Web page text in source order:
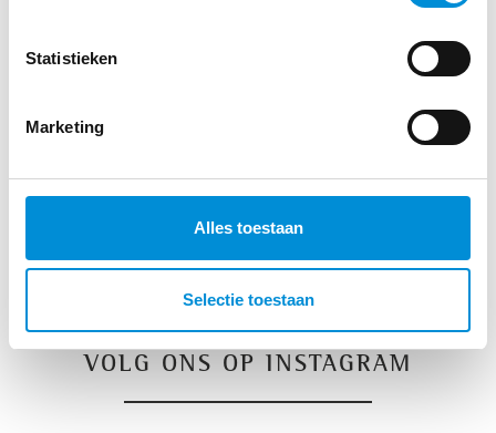
Statistieken
Marketing
Alles toestaan
Selectie toestaan
VOLG ONS OP INSTAGRAM